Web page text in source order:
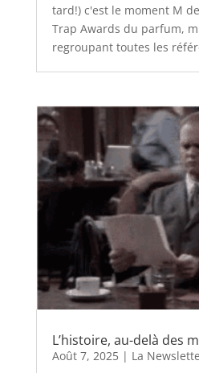
tard!) c'est le moment M
Trap Awards du parfum,
regroupant toutes les
L’histoire, au-delà des
Août 7, 2025| La